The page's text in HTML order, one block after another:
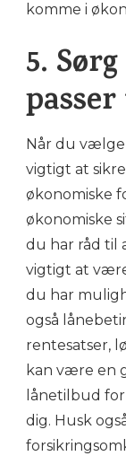
komme i
5.
Når du
vigtigt at
økonomiske
økonomiske
du har råd til
vigtigt at
du har
også
rentesatser,
kan være en
lånetilbud
dig. Husk